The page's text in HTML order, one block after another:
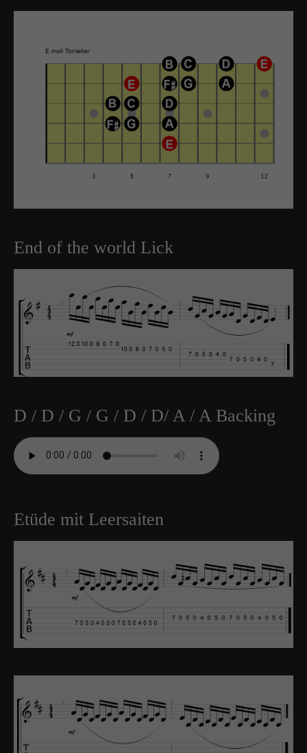
End of the world Lick
D / D / G / G / D / D/ A / A Backing
Etüde mit Leersaiten